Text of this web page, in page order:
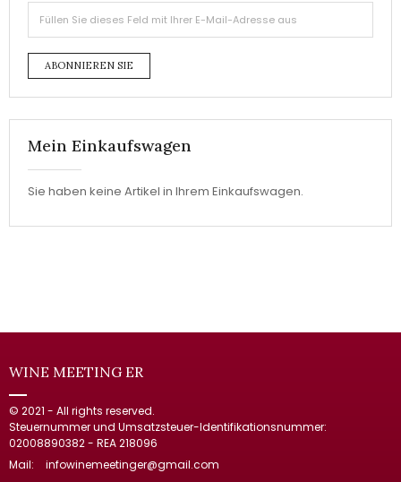
ABONNIEREN SIE
Mein Einkaufswagen
Sie haben keine Artikel in Ihrem Einkaufswagen.
WINE MEETING ER
© 2021 - All rights reserved.
Steuernummer und Umsatzsteuer-Identifikationsnummer:
02008890382 - REA 218096
Mail:
infowinemeetinger@gmail.com